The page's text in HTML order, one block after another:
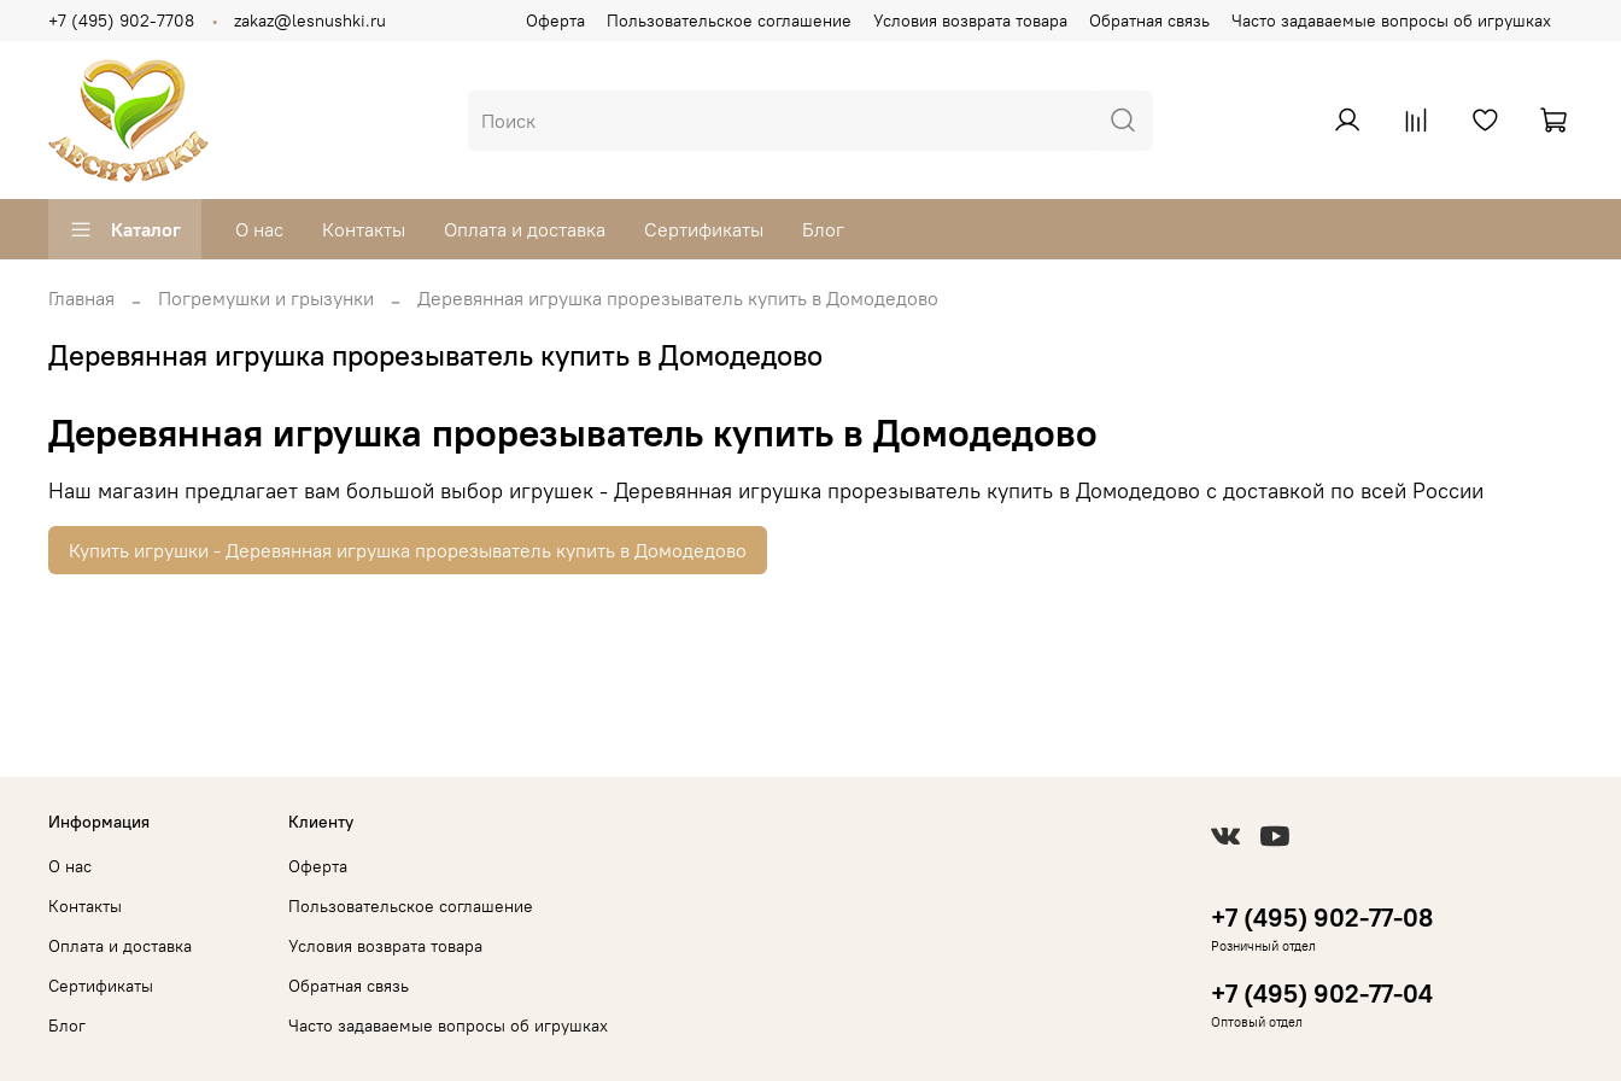
Оферта Пользовательское соглашение Условия возврата товара Обратная связь Часто задаваемые вопросы об игрушках
+7 (495) 902-7708 zakaz@lesnushki.ru
Каталог О нас Контакты Оплата и доставка Сертификаты Блог
Главная Погремушки и грызунки Деревянная игрушка прорезыватель купить в Домодедово
Деревянная игрушка прорезыватель купить в Домодедово
Деревянная игрушка прорезыватель купить в Домодедово
Наш магазин предлагает вам большой выбор игрушек - Деревянная игрушка прорезыватель купить в Домодедово с доставкой по всей России
Купить игрушки - Деревянная игрушка прорезыватель купить в Домодедово
Информация
О нас
Контакты
Оплата и доставка
Сертификаты
Блог
Клиенту
Оферта
Пользовательское соглашение
Условия возврата товара
Обратная связь
Часто задаваемые вопросы об игрушках
+7 (495) 902-77-08
Розничный отдел
+7 (495) 902-77-04
Оптовый отдел